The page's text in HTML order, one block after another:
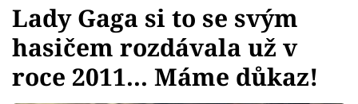
Témata
Showbyznys
Lady Gaga si to se svým
hasičem rozdávala už v
roce 2011... Máme důkaz!